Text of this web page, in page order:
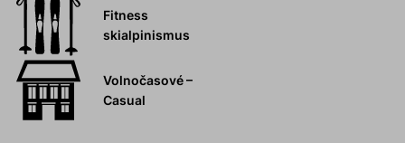
Fitness
skialpinismus
Volnočasové –
Casual